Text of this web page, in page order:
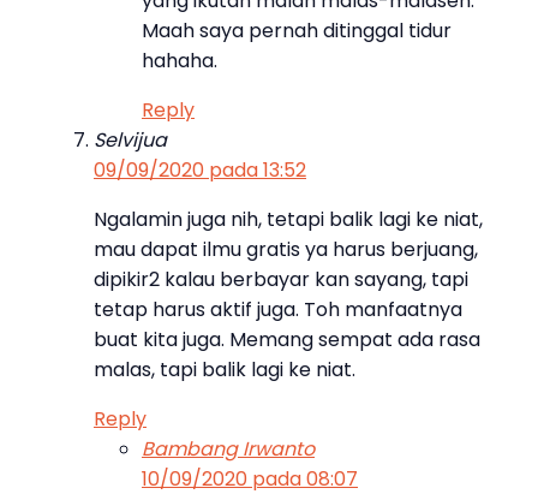
Maah saya pernah ditinggal tidur
hahaha.
Reply
Selvijua
09/09/2020 pada 13:52
Ngalamin juga nih, tetapi balik lagi ke niat,
mau dapat ilmu gratis ya harus berjuang,
dipikir2 kalau berbayar kan sayang, tapi
tetap harus aktif juga. Toh manfaatnya
buat kita juga. Memang sempat ada rasa
malas, tapi balik lagi ke niat.
Reply
Bambang Irwanto
10/09/2020 pada 08:07